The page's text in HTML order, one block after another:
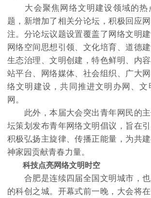
大会聚焦网络文明建设领域的热
题，新增加了相关分论坛，积极回应
注。分论坛议题设置覆盖了网络文明建
网络空间思想引领、文化培育、道德建
生态治理、文明创建，特色鲜明、内
站平台、网络媒体、社会组织、广大
络文明建设，共同推进文明办网、文
网。
此外，本届大会突出青年网民的主
坛策划发布青年网络文明倡议，旨在
积极弘扬主旋律、传播正能量，为共
神家园贡献青春力量。
科技点亮网络文明时空
合肥是连续四届全国文明城市，也
的科创之城。开幕式前一晚，大会将